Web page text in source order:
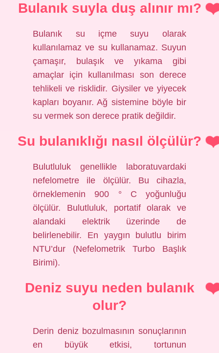
Bulanık suyla duş alınır mı?
Bulanık su içme suyu olarak
kullanılamaz ve su kullanamaz. Suyun
çamaşır, bulaşık ve yıkama gibi
amaçlar için kullanılması son derece
tehlikeli ve risklidir. Giysiler ve yiyecek
kapları boyanır. Ağ sistemine böyle bir
su vermek son derece pratik değildir.
Su bulanıklığı nasıl ölçülür?
Bulutluluk genellikle laboratuvardaki
nefelometre ile ölçülür. Bu cihazla,
örneklemenin 900 ° C yoğunluğu
ölçülür. Bulutluluk, portatif olarak ve
alandaki elektrik üzerinde de
belirlenebilir. En yaygın bulutlu birim
NTU’dur (Nefelometrik Turbo Başlık
Birimi).
Deniz suyu neden bulanık
olur?
Derin deniz bozulmasının sonuçlarının
en büyük etkisi, tortunun